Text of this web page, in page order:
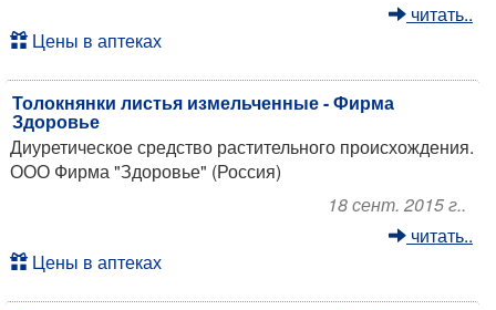
читать..
Цены в аптеках
Толокнянки листья измельченные - Фирма
Здоровье
Диуретическое средство растительного происхождения.
ООО Фирма "Здоровье" (Россия)
18 сент. 2015 г..
читать..
Цены в аптеках